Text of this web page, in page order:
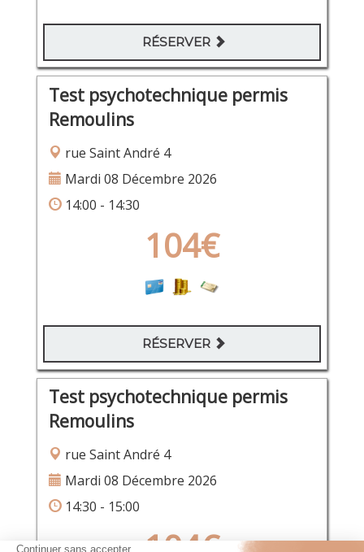
RÉSERVER
Test psychotechnique permis
Remoulins
rue Saint André 4
Mardi 08 Décembre 2026
14:00 - 14:30
104€
RÉSERVER
Test psychotechnique permis
Remoulins
rue Saint André 4
Mardi 08 Décembre 2026
14:30 - 15:00